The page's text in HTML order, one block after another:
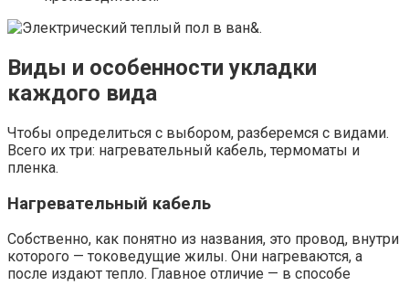
Виды и особенности укладки
каждого вида
Чтобы определиться с выбором, разберемся с видами.
Всего их три: нагревательный кабель, термоматы и
пленка.
Нагревательный кабель
Собственно, как понятно из названия, это провод, внутри
которого — токоведущие жилы. Они нагреваются, а
после издают тепло. Главное отличие — в способе